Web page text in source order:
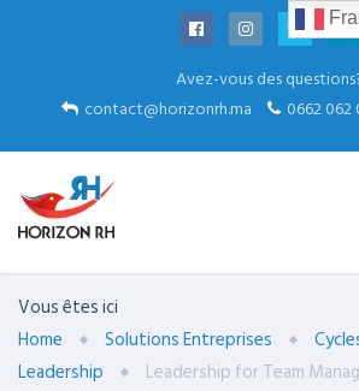
Avez-vous des
contact@horizonrh.ma
0662 062
Vous êtes ici
Home
Solutions Entreprises
Leadership
Leadership for Team